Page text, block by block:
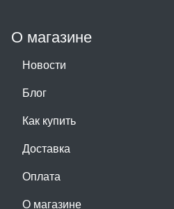
О магазине
Новости
Блог
Как купить
Доставка
Оплата
О магазине